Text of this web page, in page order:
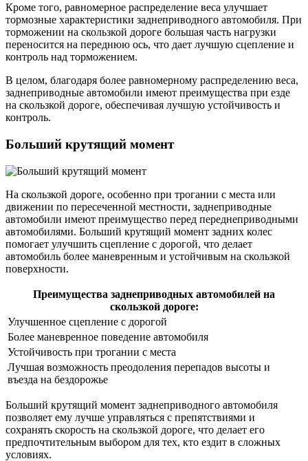
Кроме того, равномерное распределение веса улучшает
тормозные характеристики заднеприводного автомобиля. При
торможении на скользкой дороге большая часть нагрузки
переносится на переднюю ось, что дает лучшую сцепление и
контроль над торможением.
В целом, благодаря более равномерному распределению веса,
заднеприводные автомобили имеют преимущества при езде
на скользкой дороге, обеспечивая лучшую устойчивость и
контроль.
Больший крутящий момент
На скользкой дороге, особенно при трогании с места или
движении по пересеченной местности, заднеприводные
автомобили имеют преимущество перед переднеприводными
автомобилями. Больший крутящий момент задних колес
помогает улучшить сцепление с дорогой, что делает
автомобиль более маневренным и устойчивым на скользкой
поверхности.
Преимущества заднеприводных автомобилей на
скользкой дороге:
Улучшенное сцепление с дорогой
Более маневренное поведение автомобиля
Устойчивость при трогании с места
Лучшая возможность преодоления перепадов высоты и
въезда на бездорожье
Больший крутящий момент заднеприводного автомобиля
позволяет ему лучше управляться с препятствиями и
сохранять скорость на скользкой дороге, что делает его
предпочтительным выбором для тех, кто ездит в сложных
условиях.